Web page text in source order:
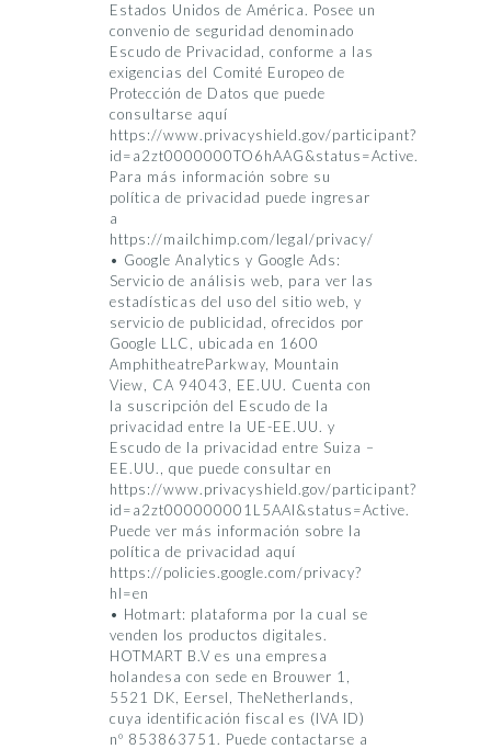
Estados Unidos de América. Posee un
convenio de seguridad denominado
Escudo de Privacidad, conforme a las
exigencias del Comité Europeo de
Protección de Datos que puede
consultarse aquí
https://www.privacyshield.gov/participant?
id=a2zt0000000TO6hAAG&status=Active.
Para más información sobre su
política de privacidad puede ingresar
a
https://mailchimp.com/legal/privacy/
• Google Analytics y Google Ads:
Servicio de análisis web, para ver las
estadísticas del uso del sitio web, y
servicio de publicidad, ofrecidos por
Google LLC, ubicada en 1600
AmphitheatreParkway, Mountain
View, CA 94043, EE.UU. Cuenta con
la suscripción del Escudo de la
privacidad entre la UE-EE.UU. y
Escudo de la privacidad entre Suiza –
EE.UU., que puede consultar en
https://www.privacyshield.gov/participant?
id=a2zt000000001L5AAI&status=Active.
Puede ver más información sobre la
política de privacidad aquí
https://policies.google.com/privacy?
hl=en
• Hotmart: plataforma por la cual se
venden los productos digitales.
HOTMART B.V es una empresa
holandesa con sede en Brouwer 1,
5521 DK, Eersel, TheNetherlands,
cuya identificación fiscal es (IVA ID)
nº 853863751. Puede contactarse a